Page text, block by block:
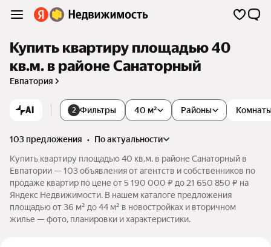
Купить квартиру площадью 40
кв.м. в районе Санаторный
Евпатория
AI 2 Фильтры 40 м² Районы
103 предложения •
по актуальности
Купить квартиру площадью 40 кв.м. в районе Санаторный в
Евпатории — 103 объявления от агентств и собственников по
продаже квартир по цене от 5 190 000 ₽ до 21 650 850 ₽ на
Яндекс Недвижимости. В нашем каталоге предложения
площадью от 36 м² до 44 м² в новостройках и вторичном
жилье — фото, планировки и характеристики.